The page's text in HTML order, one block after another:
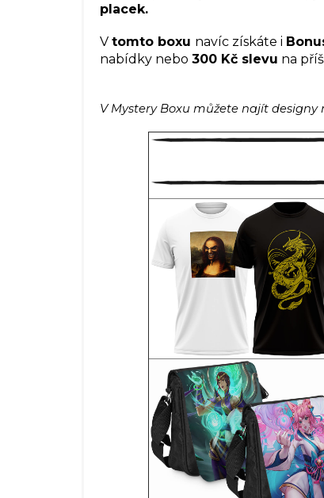
placek.
V tomto boxu navíc získáte i
nabídky nebo 300 Kč slevu na
V Mystery Boxu můžete najít